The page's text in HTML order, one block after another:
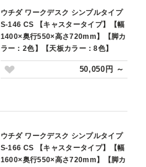
ウチダ ワークデスク シンプルタイプ
S-146 CS 【キャスタータイプ】【幅
1400×奥行550×高さ720mm】【脚カ
ラー：2色】【天板カラー：8色】
50,050円 ～
ウチダ ワークデスク シンプルタイプ
S-166 CS 【キャスタータイプ】【幅
1600×奥行550×高さ720mm】【脚カ